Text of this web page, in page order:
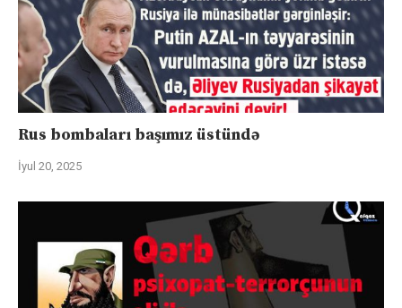
Rus bombaları başımız üstündə
İyul 20, 2025